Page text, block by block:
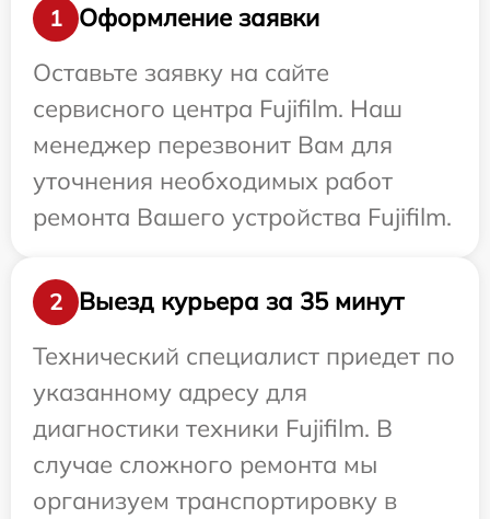
1
Оформление заявки
Оставьте заявку на сайте
сервисного центра Fujifilm. Наш
менеджер перезвонит Вам для
уточнения необходимых работ
ремонта Вашего устройства Fujifilm.
2
Выезд курьера за 35 минут
Технический специалист приедет по
указанному адресу для
диагностики техники Fujifilm. В
случае сложного ремонта мы
организуем транспортировку в